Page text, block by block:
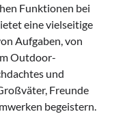
Funktionen bei
eine vielseitige
Aufgaben, von
Outdoor-
und
Freunde
begeistern.